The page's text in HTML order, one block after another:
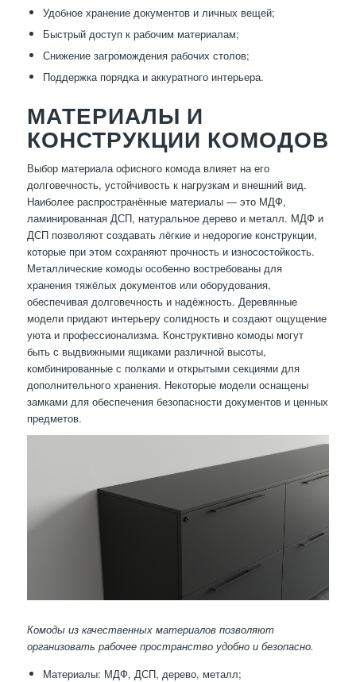
Удобное хранение документов и личных вещей;
Быстрый доступ к рабочим материалам;
Снижение загромождения рабочих столов;
Поддержка порядка и аккуратного интерьера.
МАТЕРИАЛЫ И
КОНСТРУКЦИИ КОМОДОВ
Выбор материала офисного комода влияет на его
долговечность, устойчивость к нагрузкам и внешний вид.
Наиболее распространённые материалы — это МДФ,
ламинированная ДСП, натуральное дерево и металл. МДФ и
ДСП позволяют создавать лёгкие и недорогие конструкции,
которые при этом сохраняют прочность и износостойкость.
Металлические комоды особенно востребованы для
хранения тяжёлых документов или оборудования,
обеспечивая долговечность и надёжность. Деревянные
модели придают интерьеру солидность и создают ощущение
уюта и профессионализма. Конструктивно комоды могут
быть с выдвижными ящиками различной высоты,
комбинированные с полками и открытыми секциями для
дополнительного хранения. Некоторые модели оснащены
замками для обеспечения безопасности документов и ценных
предметов.
Комоды из качественных материалов позволяют
организовать рабочее пространство удобно и безопасно.
Материалы: МДФ, ДСП, дерево, металл;